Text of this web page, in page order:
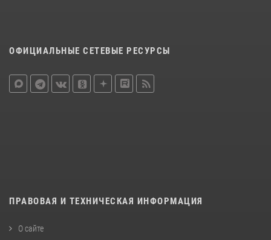
ОФИЦИАЛЬНЫЕ СЕТЕВЫЕ РЕСУРСЫ
ПРАВОВАЯ И ТЕХНИЧЕСКАЯ ИНФОРМАЦИЯ
О сайте